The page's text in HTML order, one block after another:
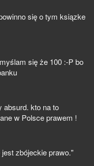
się o tym ksiązke
się że 100 :-P bo
absurd. kto na to
w Polsce prawem !
zbójeckie prawo."